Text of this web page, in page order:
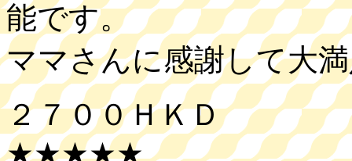
能です。
ママさんに感謝して大
２７００ＨＫＤ
★★★★★